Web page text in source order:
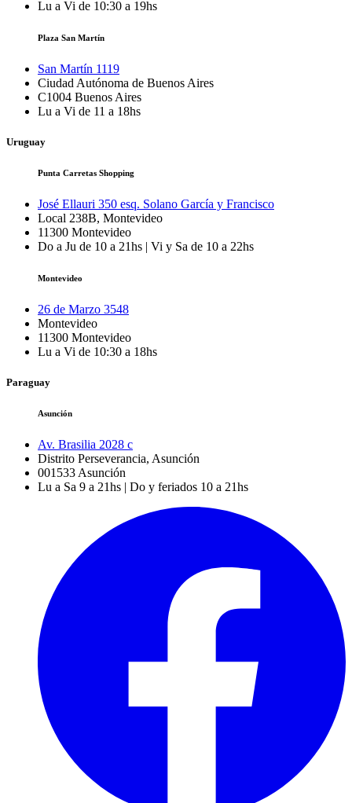
Lu a Vi de 10:30 a 19hs
Plaza San Martín
San Martín 1119
Ciudad Autónoma de Buenos Aires
C1004 Buenos Aires
Lu a Vi de 11 a 18hs
Uruguay
Punta Carretas Shopping
José Ellauri 350 esq. Solano García y Francisco
Local 238B, Montevideo
11300 Montevideo
Do a Ju de 10 a 21hs | Vi y Sa de 10 a 22hs
Montevideo
26 de Marzo 3548
Montevideo
11300 Montevideo
Lu a Vi de 10:30 a 18hs
Paraguay
Asunción
Av. Brasilia 2028 c
Distrito Perseverancia, Asunción
001533 Asunción
Lu a Sa 9 a 21hs | Do y feriados 10 a 21hs